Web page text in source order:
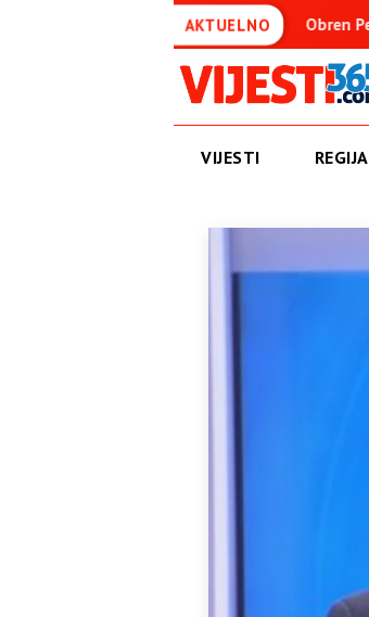
AKTUELNO
Obren Petrović: BN televizija ne
VIJESTI REGIJA